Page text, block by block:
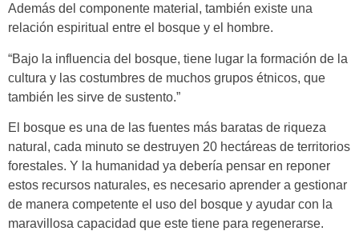
Además del componente material, también existe una
relación espiritual entre el bosque y el hombre.
“Bajo la influencia del bosque, tiene lugar la formación de la
cultura y las costumbres de muchos grupos étnicos, que
también les sirve de sustento.”
El bosque es una de las fuentes más baratas de riqueza
natural, cada minuto se destruyen 20 hectáreas de territorios
forestales. Y la humanidad ya debería pensar en reponer
estos recursos naturales, es necesario aprender a gestionar
de manera competente el uso del bosque y ayudar con la
maravillosa capacidad que este tiene para regenerarse.